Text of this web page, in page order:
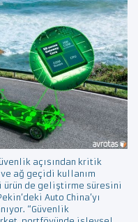
açısından kritik
ağ geçidi kullanım
ürün de geliştirme süresini
Auto China’yı
“Güvenlik